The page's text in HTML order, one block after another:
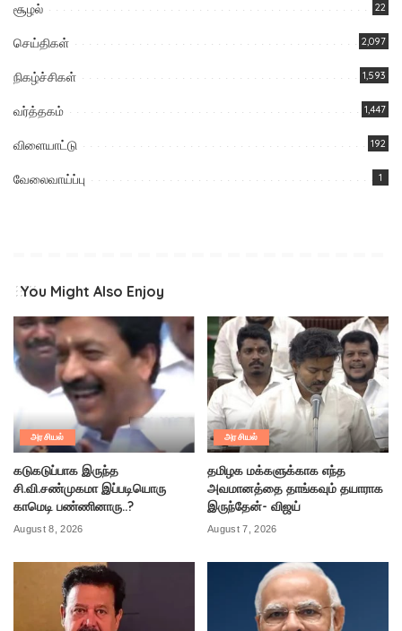
சூழல் 22
செய்திகள் 2,097
நிகழ்ச்சிகள் 1,593
வர்த்தகம் 1,447
விளையாட்டு 192
வேலைவாய்ப்பு 1
You Might Also Enjoy
அரசியல்
கடுகடுப்பாக இருந்த
சி.வி.சண்முகமா இப்படியொரு
காமெடி பண்ணினாரு..?
August 8, 2026
அரசியல்
தமிழக மக்களுக்காக எந்த
அவமானத்தை தாங்கவும் தயாராக
இருந்தேன்- விஜய்
August 7, 2026